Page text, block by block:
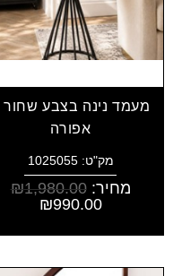
מעמד נינה בצבע שחור
אפורה
מק"ט: 1025055
מחיר: ₪1,980.00
₪990.00